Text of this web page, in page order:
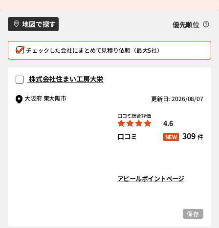
地図で探す 優先順位
チェックした会社にまとめて見積り依頼（最大5社）
株式会社住まい工房大栄
大阪府 東大阪市 更新日: 2026/08/07
口コミ総合評価
4.6
口コミ
NEW 309 件
アピールポイントページ
保存